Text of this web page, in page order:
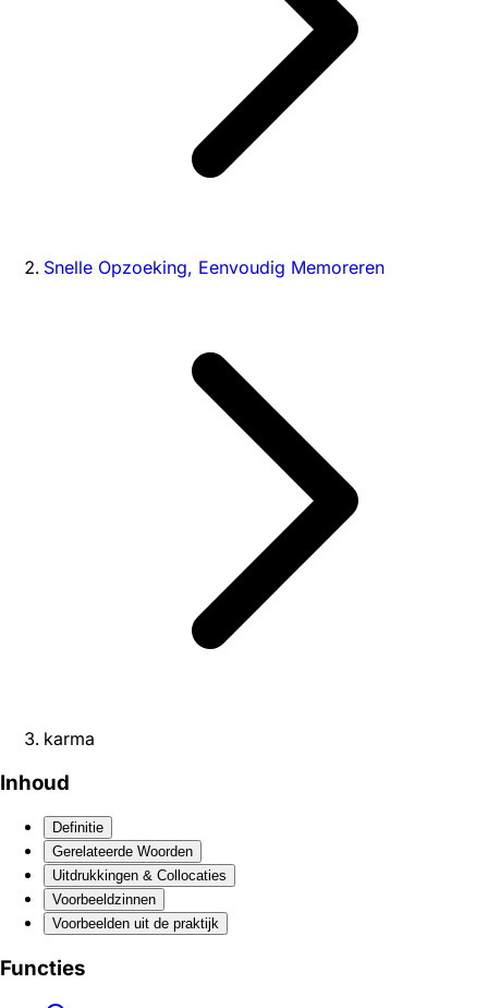
Snelle Opzoeking, Eenvoudig Memoreren
karma
Inhoud
Definitie
Gerelateerde Woorden
Uitdrukkingen & Collocaties
Voorbeeldzinnen
Voorbeelden uit de praktijk
Functies